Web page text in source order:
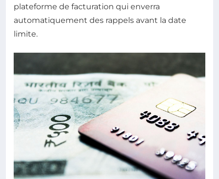
plateforme de facturation qui enverra
automatiquement des rappels avant la date
limite.